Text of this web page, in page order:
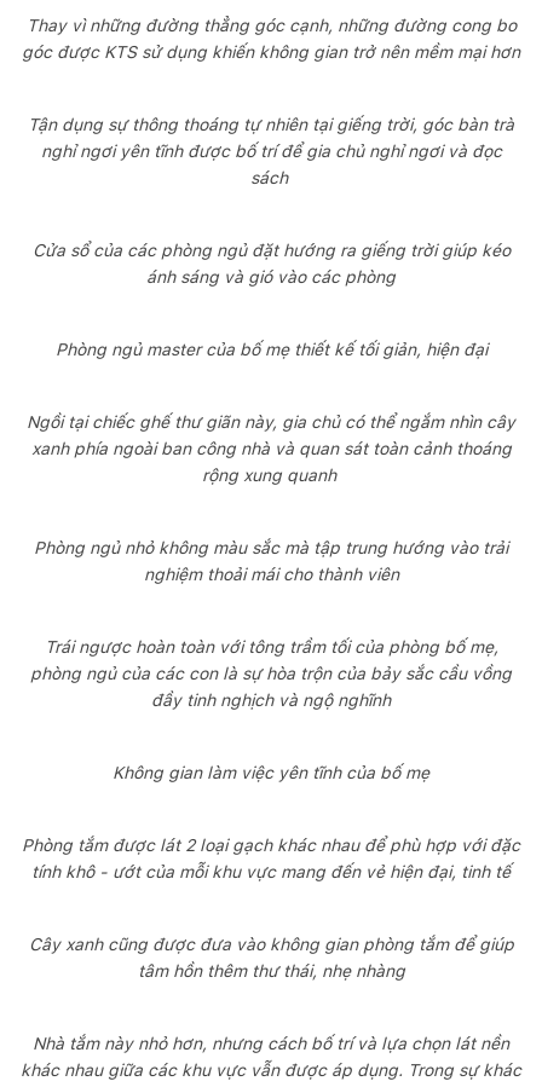
Thay vì những đường thẳng góc cạnh, những đường cong bo
góc được KTS sử dụng khiến không gian trở nên mềm mại hơn
Tận dụng sự thông thoáng tự nhiên tại giếng trời, góc bàn trà
nghỉ ngơi yên tĩnh được bố trí để gia chủ nghỉ ngơi và đọc
sách
Cửa sổ của các phòng ngủ đặt hướng ra giếng trời giúp kéo
ánh sáng và gió vào các phòng
Phòng ngủ master của bố mẹ thiết kế tối giản, hiện đại
Ngồi tại chiếc ghế thư giãn này, gia chủ có thể ngắm nhìn cây
xanh phía ngoài ban công nhà và quan sát toàn cảnh thoáng
rộng xung quanh
Phòng ngủ nhỏ không màu sắc mà tập trung hướng vào trải
nghiệm thoải mái cho thành viên
Trái ngược hoàn toàn với tông trầm tối của phòng bố mẹ,
phòng ngủ của các con là sự hòa trộn của bảy sắc cầu vồng
đầy tinh nghịch và ngộ nghĩnh
Không gian làm việc yên tĩnh của bố mẹ
Phòng tắm được lát 2 loại gạch khác nhau để phù hợp với đặc
tính khô - ướt của mỗi khu vực mang đến vẻ hiện đại, tinh tế
Cây xanh cũng được đưa vào không gian phòng tắm để giúp
tâm hồn thêm thư thái, nhẹ nhàng
Nhà tắm này nhỏ hơn, nhưng cách bố trí và lựa chọn lát nền
khác nhau giữa các khu vực vẫn được áp dụng. Trong sự khác